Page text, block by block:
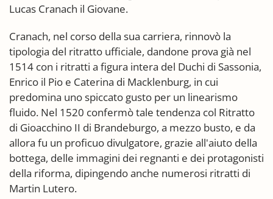
Lucas Cranach il Giovane.
Cranach, nel corso della sua carriera, rinnovò la
tipologia del ritratto ufficiale, dandone prova già nel
1514 con i ritratti a figura intera del Duchi di Sassonia,
Enrico il Pio e Caterina di Macklenburg, in cui
predomina uno spiccato gusto per un linearismo
fluido. Nel 1520 confermò tale tendenza col Ritratto
di Gioacchino II di Brandeburgo, a mezzo busto, e da
allora fu un proficuo divulgatore, grazie all'aiuto della
bottega, delle immagini dei regnanti e dei protagonisti
della riforma, dipingendo anche numerosi ritratti di
Martin Lutero.